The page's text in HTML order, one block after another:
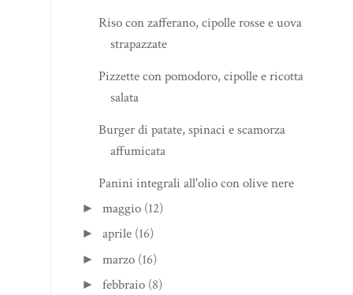
Riso con zafferano, cipolle rosse e uova
strapazzate
Pizzette con pomodoro, cipolle e ricotta
salata
Burger di patate, spinaci e scamorza
affumicata
Panini integrali all'olio con olive nere
►maggio (12)
►aprile (16)
►marzo (16)
►febbraio (8)